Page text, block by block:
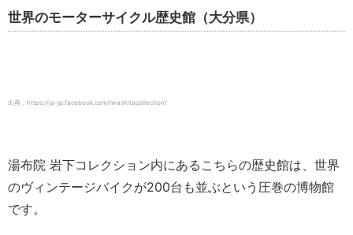
世界のモーターサイクル歴史館（大分県）
出典：https://ja-jp.facebook.com/iwashitacollection/
湯布院 岩下コレクション内にあるこちらの歴史館は、世界
のヴィンテージバイクが200台も並ぶという圧巻の博物館
です。